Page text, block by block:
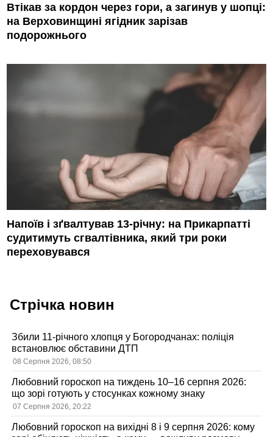
Втікав за кордон через гори, а загинув у шопці:
на Верховинщині ягідник зарізав
подорожнього
Напоїв і зґвалтував 13-річну: на Прикарпатті
судитимуть сгвалтівника, який три роки
переховувався
Стрічка новин
Збили 11-річного хлопця у Богородчанах: поліція
встановлює обставини ДТП
08 Серпня 2026, 08:50
Любовний гороскоп на тиждень 10–16 серпня 2026:
що зорі готують у стосунках кожному знаку
07 Серпня 2026, 20:22
Любовний гороскоп на вихідні 8 і 9 серпня 2026: кому